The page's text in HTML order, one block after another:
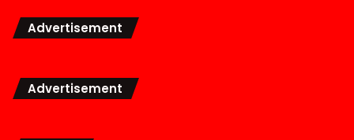
Advertisement
Advertisement